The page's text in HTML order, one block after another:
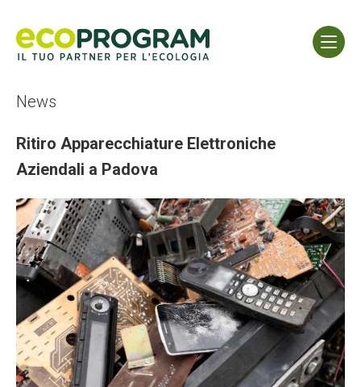
News
Ritiro Apparecchiature Elettroniche
Aziendali a Padova